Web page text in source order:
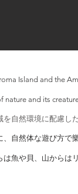
Island and the
and its
自然環境に配慮し
自然体な遊び方で
魚や貝、山からは